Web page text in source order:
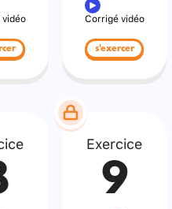
Corrigé vidéo
s'exercer
Exercice
9